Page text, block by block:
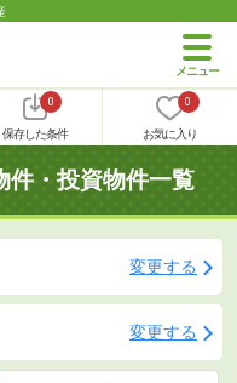
0
保存した条件
0
お気に入り
件・投資物件一覧
変更する
変更する